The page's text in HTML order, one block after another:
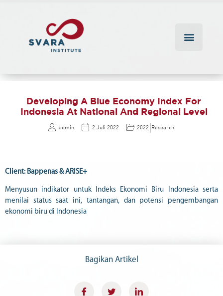
Developing A Blue Economy Index For
Indonesia At National And Regional Level
admin 2 Juli 2022 2022 Research
Client: Bappenas & ARISE+
Menyusun indikator untuk Indeks Ekonomi Biru Indonesia serta
menilai status saat ini, tantangan, dan potensi pengembangan
ekonomi biru di Indonesia
Bagikan Artikel